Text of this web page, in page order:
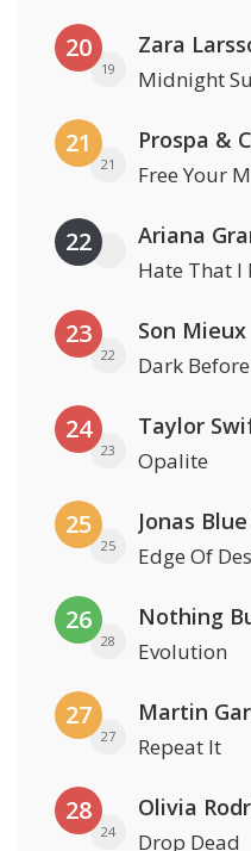
20
19
Zara
Midnight
21
21
Prospa &
Free Your
22 Ariana
Hate That I
23
22
Son Mieux
Dark
24
23
Taylor
Opalite
25
25
Jonas
Edge Of
26
28
Nothing
Evolution
27
27
Martin
Repeat It
28
24
Olivia
Drop Dead